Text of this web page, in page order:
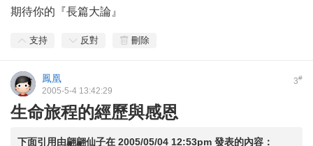
期待你的『長篇大論』
支持 反對 刪除
3#
鳳凰
2005-5-4 13:42:29
生命旅程的經歷與感恩
下面引用由翩翩仙子在 2005/05/04 12:53pm 發表的內容：